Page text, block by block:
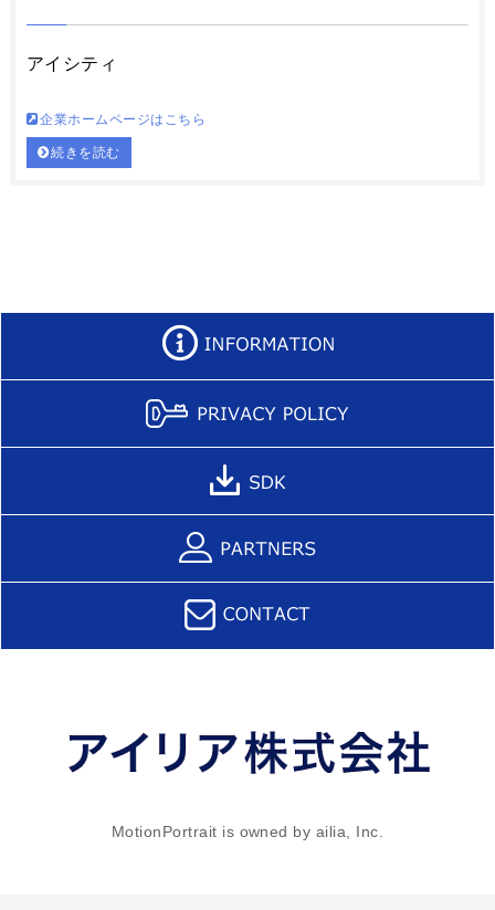
アイシティ
企業ホームページはこちら
続きを読む
MotionPortrait is owned by ailia, Inc.